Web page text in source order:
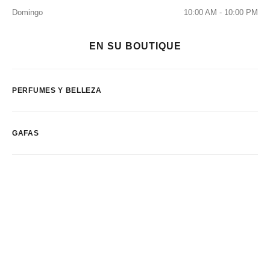
Domingo
10:00 AM - 10:00 PM
EN SU BOUTIQUE
PERFUMES Y BELLEZA
GAFAS